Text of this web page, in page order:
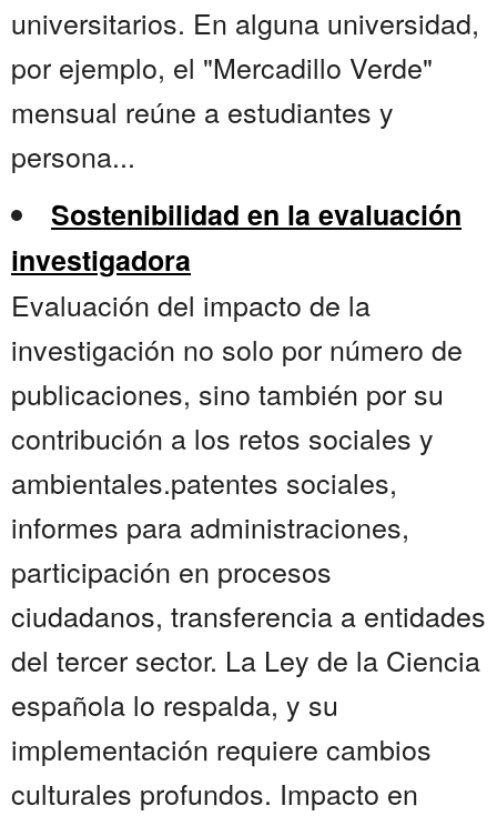
universitarios. En alguna universidad,
por ejemplo, el "Mercadillo Verde"
mensual reúne a estudiantes y
persona...
Sostenibilidad en la evaluación
investigadora
Evaluación del impacto de la
investigación no solo por número de
publicaciones, sino también por su
contribución a los retos sociales y
ambientales.patentes sociales,
informes para administraciones,
participación en procesos
ciudadanos, transferencia a entidades
del tercer sector. La Ley de la Ciencia
española lo respalda, y su
implementación requiere cambios
culturales profundos. Impacto en